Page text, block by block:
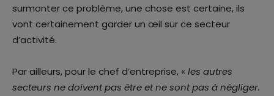
surmonter ce problème, une chose est certaine, ils
vont certainement garder un œil sur ce secteur
d’activité.
Par ailleurs, pour le chef d’entreprise, « les autres
secteurs ne doivent pas être et ne sont pas à négliger.